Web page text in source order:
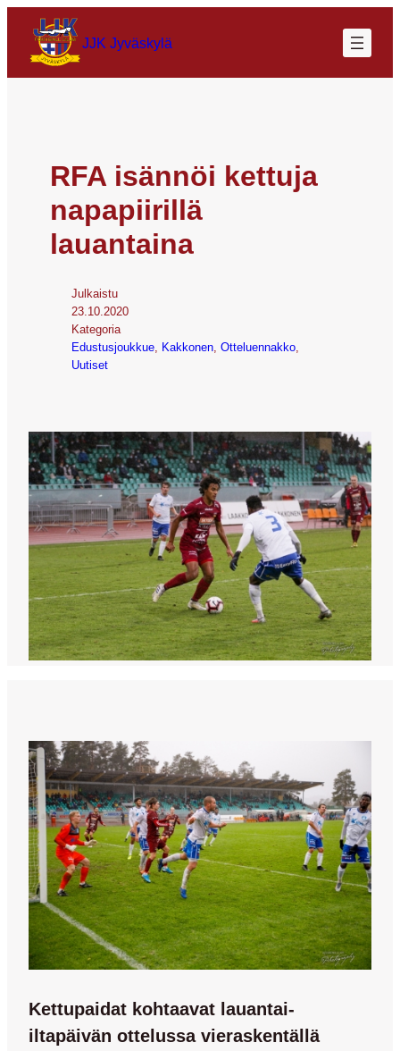
JJK Jyväskylä
RFA isännöi kettuja
napapiirillä
lauantaina
Julkaistu
23.10.2020
Kategoria
Edustusjoukkue Kakkonen Otteluennakko
Uutiset
Kettupaidat kohtaavat lauantai-
iltapäivän ottelussa vieraskentällä